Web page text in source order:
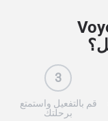
3
قم بالتفعيل واستمتع
برحلتك